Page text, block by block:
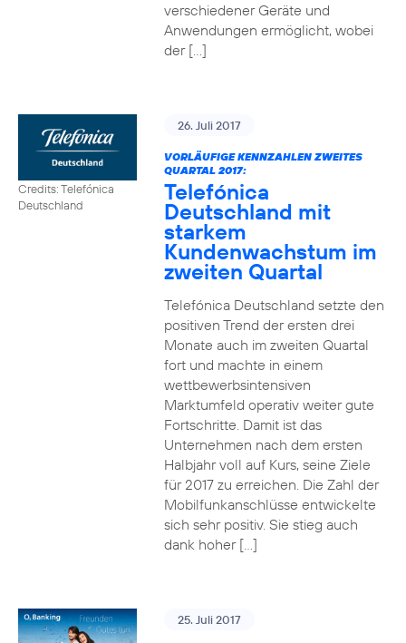
verschiedener Geräte und
Anwendungen ermöglicht, wobei
der […]
Credits: Telefónica
Deutschland
26. Juli 2017
VORLÄUFIGE KENNZAHLEN ZWEITES
QUARTAL 2017:
Telefónica
Deutschland mit
starkem
Kundenwachstum im
zweiten Quartal
Telefónica Deutschland setzte den
positiven Trend der ersten drei
Monate auch im zweiten Quartal
fort und machte in einem
wettbewerbsintensiven
Marktumfeld operativ weiter gute
Fortschritte. Damit ist das
Unternehmen nach dem ersten
Halbjahr voll auf Kurs, seine Ziele
für 2017 zu erreichen. Die Zahl der
Mobilfunkanschlüsse entwickelte
sich sehr positiv. Sie stieg auch
dank hoher […]
25. Juli 2017